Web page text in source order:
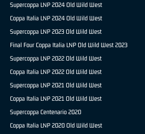
Supercoppa LNP 2024 Old Wild West
Coppa Italia LNP 2024 Old Wild West
Supercoppa LNP 2023 Old Wild West
Final Four Coppa Italia LNP Old Wild West 2023
Supercoppa LNP 2022 Old Wild West
Coppa Italia LNP 2022 Old Wild West
Supercoppa LNP 2021 Old Wild West
Coppa Italia LNP 2021 Old Wild West
Supercoppa Centenario 2020
Coppa Italia LNP 2020 Old Wild West